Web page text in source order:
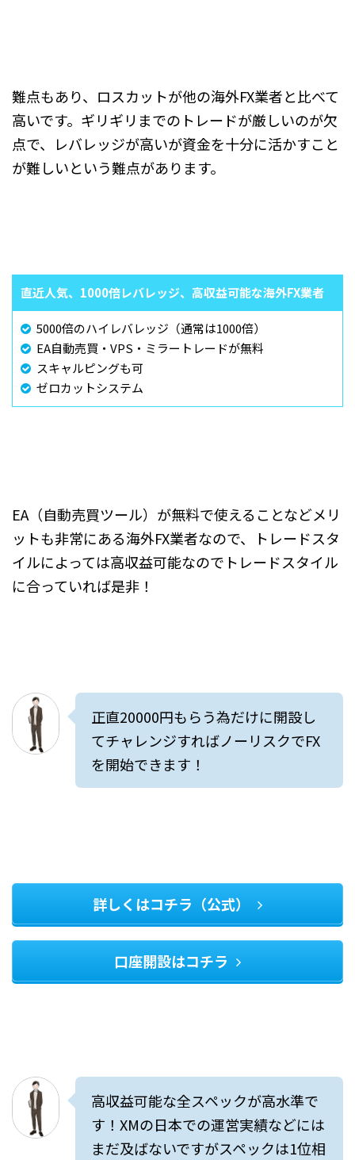
難点もあり、ロスカットが他の海外FX業者と比べて
高いです。ギリギリまでのトレードが厳しいのが欠
点で、レバレッジが高いが資金を十分に活かすこと
が難しいという難点があります。
直近人気、1000倍レバレッジ、高収益可能な海外FX業者
5000倍のハイレバレッジ（通常は1000倍）
EA自動売買・VPS・ミラートレードが無料
スキャルピングも可
ゼロカットシステム
EA（自動売買ツール）が無料で使えることなどメリ
ットも非常にある海外FX業者なので、トレードスタ
イルによっては高収益可能なのでトレードスタイル
に合っていれば是非！
正直20000円もらう為だけに開設し
てチャレンジすればノーリスクでFX
を開始できます！
詳しくはコチラ（公式）
口座開設はコチラ
高収益可能な全スペックが高水準で
す！XMの日本での運営実績などには
まだ及ばないですがスペックは1位相